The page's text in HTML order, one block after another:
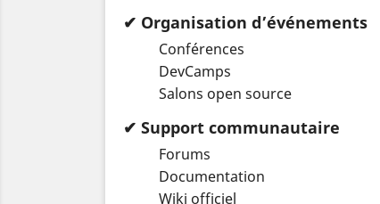
✔ Organisation d’événements
Conférences
DevCamps
Salons open source
✔ Support communautaire
Forums
Documentation
Wiki officiel